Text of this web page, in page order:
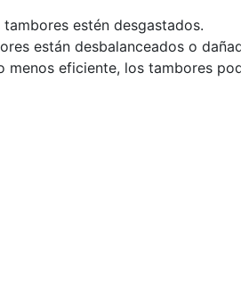
estén desgastados.
están desbalanceados o
menos eficiente, los tambores